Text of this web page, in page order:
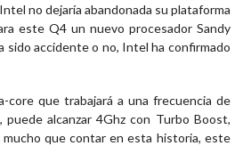
no dejaría abandonada su plataforma
este Q4 un nuevo procesador Sandy
sido accidente o no, Intel ha confirmado
que trabajará a una frecuencia de
alcanzar 4Ghz con Turbo Boost,
que contar en esta historia, este